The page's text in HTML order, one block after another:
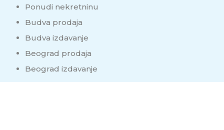
Ponudi nekretninu
Budva prodaja
Budva izdavanje
Beograd prodaja
Beograd izdavanje